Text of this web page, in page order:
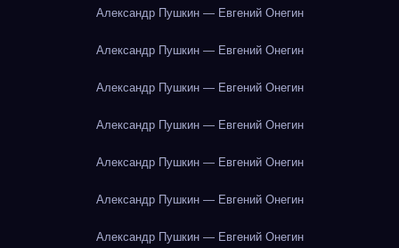
Александр Пушкин — Евгений Онегин
Александр Пушкин — Евгений Онегин
Александр Пушкин — Евгений Онегин
Александр Пушкин — Евгений Онегин
Александр Пушкин — Евгений Онегин
Александр Пушкин — Евгений Онегин
Александр Пушкин — Евгений Онегин